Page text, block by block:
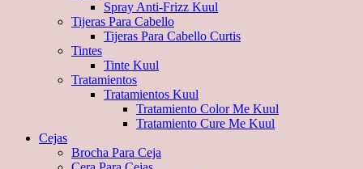
Spray Anti-Frizz Kuul
Tijeras Para Cabello
Tijeras Para Cabello Curtis
Tintes
Tinte Kuul
Tratamientos
Tratamientos Kuul
Tratamiento Color Me Kuul
Tratamiento Cure Me Kuul
Cejas
Brocha Para Ceja